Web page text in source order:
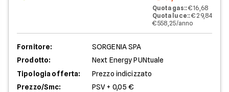
Quota gas::€ 16,68
Quota luce::€ 29,84
€ 558,25/anno
Fornitore:
SORGENIA SPA
Prodotto:
Next Energy PUNtuale
Tipologia offerta:
Prezzo indicizzato
Prezzo/Smc:
PSV + 0,05 €